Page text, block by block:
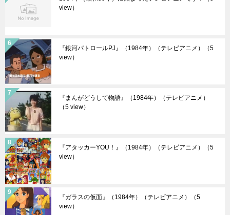
view）
『銀河パトロールPJ』（1984年）（テレビアニメ）
（5
view）
『まんがどうして物語』（1984年）（テレビアニメ）
（5 view）
『アタッカーYOU！』（1984年）（テレビアニメ）
（5
view）
『ガラスの仮面』（1984年）（テレビアニメ）
（5
view）